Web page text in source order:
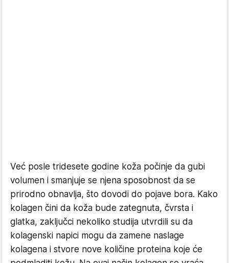
Već posle tridesete godine koža počinje da gubi
volumen i smanjuje se njena sposobnost da se
prirodno obnavlja, što dovodi do pojave bora. Kako
kolagen čini da koža bude zategnuta, čvrsta i
glatka, zaključci nekoliko studija utvrdili su da
kolagenski napici mogu da zamene naslage
kolagena i stvore nove količine proteina koje će